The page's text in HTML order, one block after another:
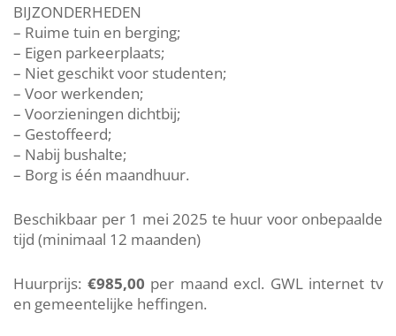
BIJZONDERHEDEN
– Ruime tuin en berging;
– Eigen parkeerplaats;
– Niet geschikt voor studenten;
– Voor werkenden;
– Voorzieningen dichtbij;
– Gestoffeerd;
– Nabij bushalte;
– Borg is één maandhuur.
Beschikbaar per 1 mei 2025 te huur voor onbepaalde
tijd (minimaal 12 maanden)
Huurprijs: €985,00 per maand excl. GWL internet tv
en gemeentelijke heffingen.